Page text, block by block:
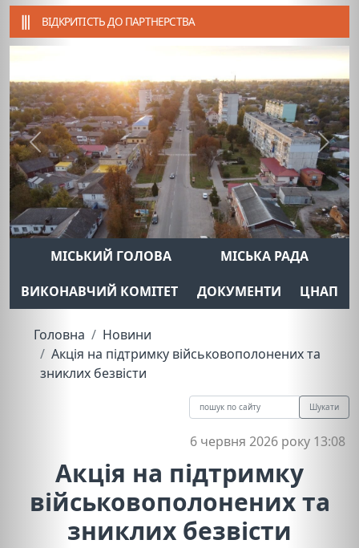
ВІДКРИТІСТЬ ДО ПАРТНЕРСТВА
Previous Next
МІСЬКИЙ ГОЛОВА
МІСЬКА РАДА
ВИКОНАВЧИЙ КОМІТЕТ
ДОКУМЕНТИ ЦНАП
Головна
Новини
Акція на підтримку військовополонених та
зниклих безвісти
Шукати
6 червня 2026 року 13:08
Акція на підтримку
військовополонених та
зниклих безвісти